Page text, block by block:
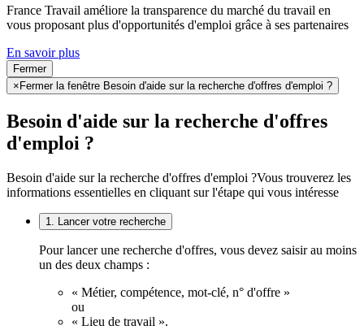
France Travail améliore la transparence du marché du travail en
vous proposant plus d'opportunités d'emploi grâce à ses partenaires
En savoir plus
Fermer
× Fermer la fenêtre Besoin d'aide sur la recherche d'offres d'emploi ?
Besoin d'aide sur la recherche d'offres
d'emploi ?
Besoin d'aide sur la recherche d'offres d'emploi ?Vous trouverez les
informations essentielles en cliquant sur l'étape qui vous intéresse
1. Lancer votre recherche
Pour lancer une recherche d'offres, vous devez saisir au moins
un des deux champs :
« Métier, compétence, mot-clé, n° d'offre »
ou
« Lieu de travail ».